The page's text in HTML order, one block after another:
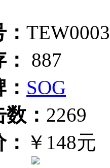
887
SOG
： 2269
￥148元